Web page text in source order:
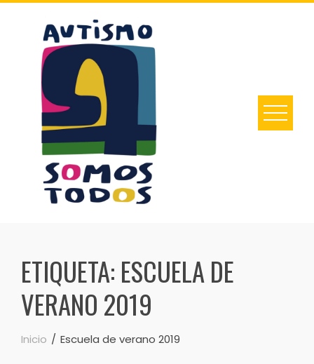
Skip
content
ETIQUETA: ESCUELA DE
VERANO 2019
Inicio Escuela de verano 2019